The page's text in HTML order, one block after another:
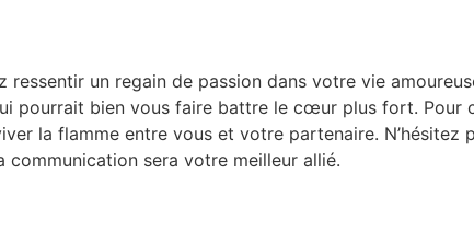
ressentir un regain de passion dans votre vie
pourrait bien vous faire battre le cœur plus fort. Pour
la flamme entre vous et votre partenaire. N’hésitez
communication sera votre meilleur allié.